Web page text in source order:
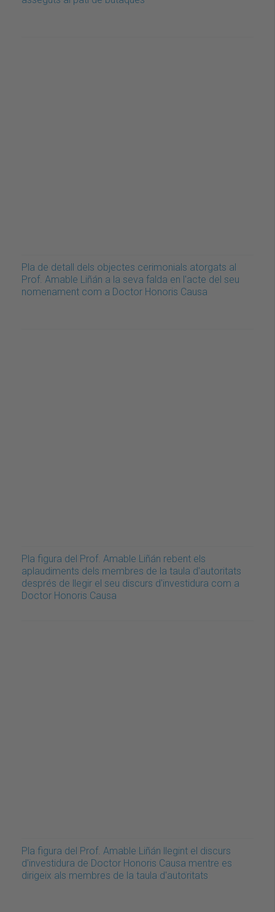
Pla de detall dels objectes cerimonials atorgats al
Prof. Amable Liñán a la seva falda en l'acte del seu
nomenament com a Doctor Honoris Causa
Pla figura del Prof. Amable Liñán rebent els
aplaudiments dels membres de la taula d'autoritats
després de llegir el seu discurs d'investidura com a
Doctor Honoris Causa
Pla figura del Prof. Amable Liñán llegint el discurs
d'investidura de Doctor Honoris Causa mentre es
dirigeix als membres de la taula d'autoritats